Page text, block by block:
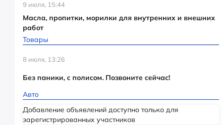
9 июля, 15:44
Масла, пропитки, морилки для внутренних и внешних
работ
Товары
8 июля, 13:26
Без паники, с полисом. Позвоните сейчас!
Авто
Добавление объявлений доступно только для
зарегистрированных участников